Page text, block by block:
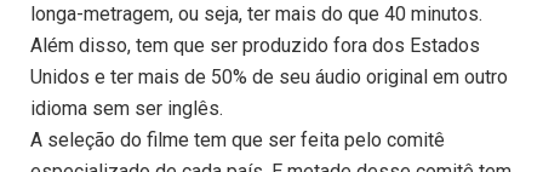
longa-metragem, ou seja, ter mais do que 40 minutos.
Além disso, tem que ser produzido fora dos Estados
Unidos e ter mais de 50% de seu áudio original em outro
idioma sem ser inglês.
A seleção do filme tem que ser feita pelo comitê